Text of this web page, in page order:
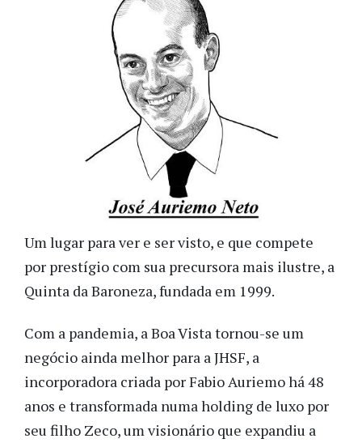
Um lugar para ver e ser visto, e que compete
por prestígio com sua precursora mais ilustre, a
Quinta da Baroneza, fundada em 1999.
Com a pandemia, a Boa Vista tornou-se um
negócio ainda melhor para a JHSF, a
incorporadora criada por Fabio Auriemo há 48
anos e transformada numa holding de luxo por
seu filho Zeco, um visionário que expandiu a